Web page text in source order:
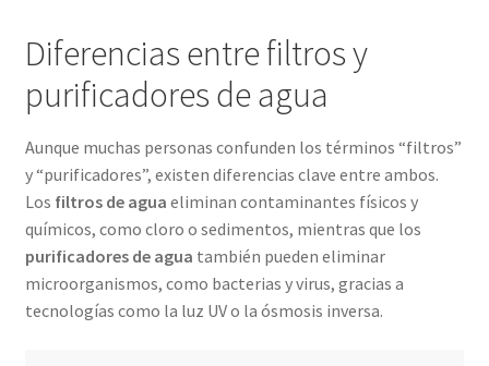
Diferencias entre filtros y
purificadores de agua
Aunque muchas personas confunden los términos “filtros”
y “purificadores”, existen diferencias clave entre ambos.
Los filtros de agua eliminan contaminantes físicos y
químicos, como cloro o sedimentos, mientras que los
purificadores de agua también pueden eliminar
microorganismos, como bacterias y virus, gracias a
tecnologías como la luz UV o la ósmosis inversa.